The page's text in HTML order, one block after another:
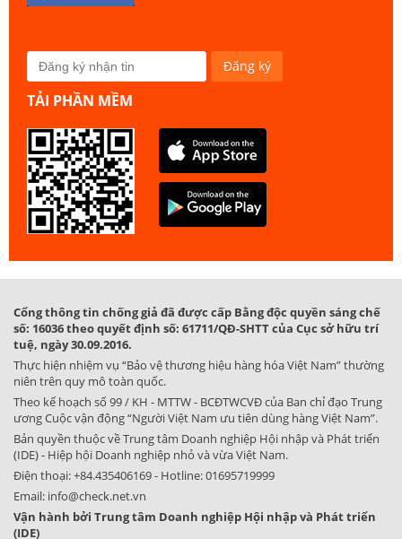
TẢI PHẦN MỀM
Cổng thông tin chống giả đã được cấp Bằng độc quyền sáng chế
số: 16036 theo quyết định số: 61711/QĐ-SHTT của Cục sở hữu trí
tuệ, ngày 30.09.2016.
Thực hiện nhiệm vụ “Bảo vệ thương hiệu hàng hóa Việt Nam” thường
niên trên quy mô toàn quốc.
Theo kế hoạch số 99 / KH - MTTW - BCĐTWCVĐ của Ban chỉ đạo Trung
ương Cuộc vận động “Người Việt Nam ưu tiên dùng hàng Việt Nam”.
Bản quyền thuộc về Trung tâm Doanh nghiệp Hội nhập và Phát triển
(IDE) - Hiệp hội Doanh nghiệp nhỏ và vừa Việt Nam.
Điện thoại:+84.435406169- Hotline:01695719999
Email: info@check.net.vn
Vận hành bởi Trung tâm Doanh nghiệp Hội nhập và Phát triển
(IDE)